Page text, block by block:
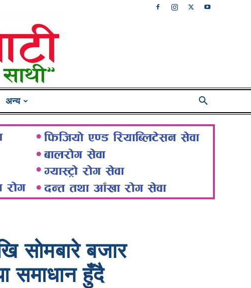
अन्य
साेमबारे बजार
समाधान हुँदै